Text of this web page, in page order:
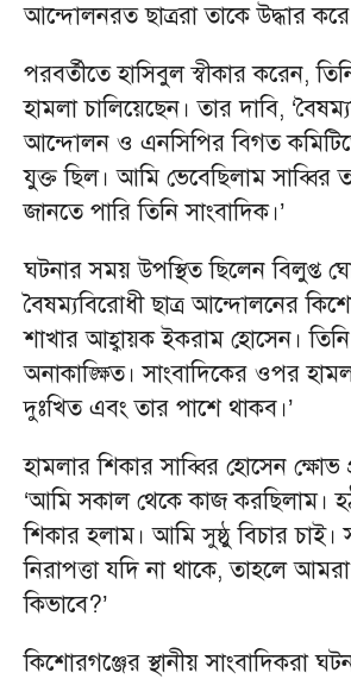
আন্দোলনরত ছাত্ররা তাকে উদ্ধার
পরবর্তীতে হাসিবুল স্বীকার করেন,
হামলা চালিয়েছেন। তার দাবি,
আন্দোলন ও এনসিপির বিগত
যুক্ত ছিল। আমি ভেবেছিলাম সাব্বির
জানতে পারি তিনি সাংবাদিক।’
ঘটনার সময় উপস্থিত ছিলেন বিলুপ্ত
বৈষম্যবিরোধী ছাত্র আন্দোলনের
শাখার আহ্বায়ক ইকরাম হোসেন।
অনাকাঙ্ক্ষিত। সাংবাদিকের ওপর
দুঃখিত এবং তার পাশে থাকব।’
হামলার শিকার সাব্বির হোসেন
‘আমি সকাল থেকে কাজ করছিলাম।
শিকার হলাম। আমি সুষ্ঠু বিচার চাই।
নিরাপত্তা যদি না থাকে, তাহলে
কিভাবে?’
কিশোরগঞ্জের স্থানীয় সাংবাদিকরা